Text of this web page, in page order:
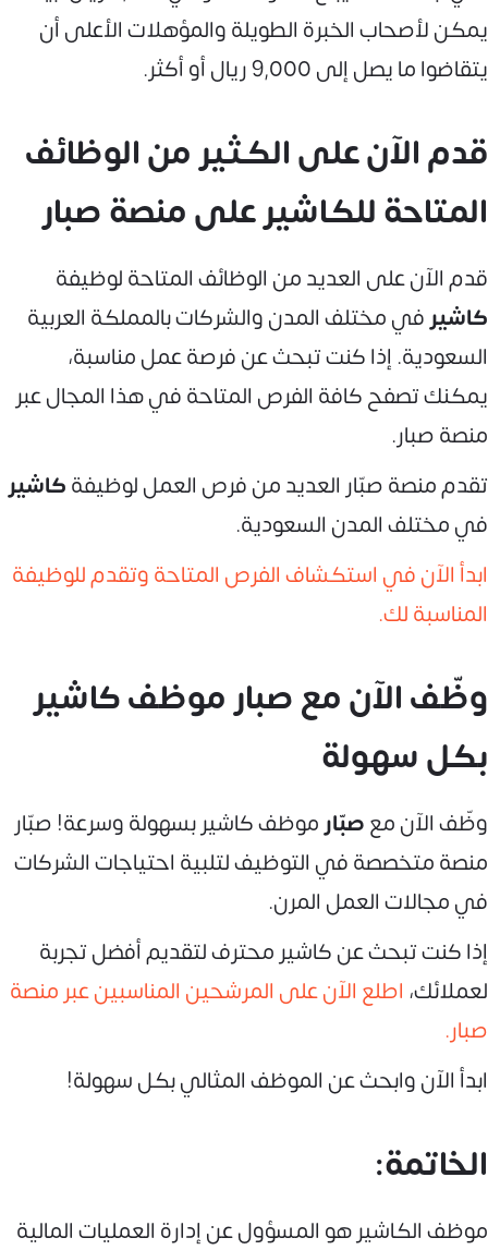
يمكن لأصحاب الخبرة الطويلة والمؤهلات الأعلى أن
يتقاضوا ما يصل إلى 9,000 ريال أو أكثر.
قدم الآن على الكثير من الوظائف
المتاحة للكاشير على منصة صبار
قدم الآن على العديد من الوظائف المتاحة لوظيفة
كاشيرفي مختلف المدن والشركات بالمملكة العربية
السعودية. إذا كنت تبحث عن فرصة عمل مناسبة،
يمكنك تصفح كافة الفرص المتاحة في هذا المجال عبر
منصة صبار.
تقدم منصة صبّار العديد من فرص العمل لوظيفةكاشير
في مختلف المدن السعودية.
ابدأ الآن في استكشاف الفرص المتاحة وتقدم للوظيفة
المناسبة لك.
وظّف الآن مع صبار موظف كاشير
بكل سهولة
وظّف الآن معصبّارموظف كاشير بسهولة وسرعة! صبّار
منصة متخصصة في التوظيف لتلبية احتياجات الشركات
في مجالات العمل المرن.
إذا كنت تبحث عن كاشير محترف لتقديم أفضل تجربة
لعملائك، اطلع الآن على المرشحين المناسبين عبر منصة
صبار.
ابدأ الآن وابحث عن الموظف المثالي بكل سهولة!
الخاتمة:
موظف الكاشير هو المسؤول عن إدارة العمليات المالية